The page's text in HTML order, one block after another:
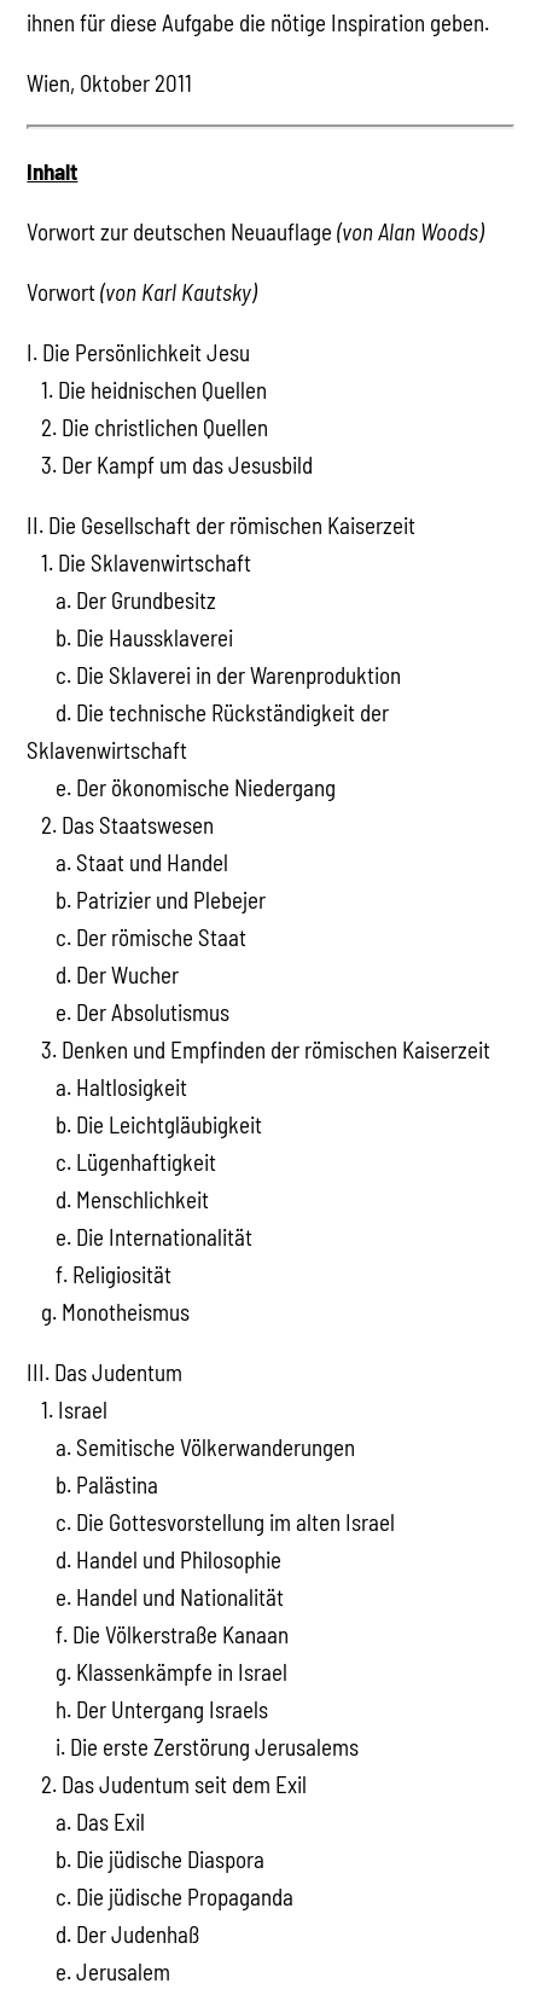
ihnen für diese Aufgabe die nötige Inspiration geben.
Wien, Oktober 2011
Inhalt
Vorwort zur deutschen Neuauflage(von Alan Woods)
Vorwort(von Karl Kautsky)
I. Die Persönlichkeit Jesu
1. Die heidnischen Quellen
2. Die christlichen Quellen
3. Der Kampf um das Jesusbild
II. Die Gesellschaft der römischen Kaiserzeit
1. Die Sklavenwirtschaft
a. Der Grundbesitz
b. Die Haussklaverei
c. Die Sklaverei in der Warenproduktion
d. Die technische Rückständigkeit der
Sklavenwirtschaft
e. Der ökonomische Niedergang
2. Das Staatswesen
a. Staat und Handel
b. Patrizier und Plebejer
c. Der römische Staat
d. Der Wucher
e. Der Absolutismus
3. Denken und Empfinden der römischen Kaiserzeit
a. Haltlosigkeit
b. Die Leichtgläubigkeit
c. Lügenhaftigkeit
d. Menschlichkeit
e. Die Internationalität
f. Religiosität
g. Monotheismus
III. Das Judentum
1. Israel
a. Semitische Völkerwanderungen
b. Palästina
c. Die Gottesvorstellung im alten Israel
d. Handel und Philosophie
e. Handel und Nationalität
f. Die Völkerstraße Kanaan
g. Klassenkämpfe in Israel
h. Der Untergang Israels
i. Die erste Zerstörung Jerusalems
2. Das Judentum seit dem Exil
a. Das Exil
b. Die jüdische Diaspora
c. Die jüdische Propaganda
d. Der Judenhaß
e. Jerusalem